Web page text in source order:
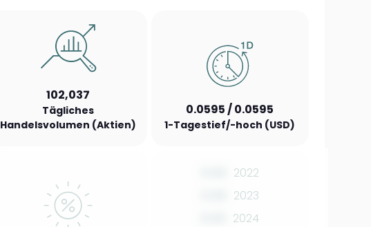
102,037
Tägliches
Handelsvolumen (Aktien)
0.0595 / 0.0595
1-Tagestief/-hoch (USD)
2022
2023
2024